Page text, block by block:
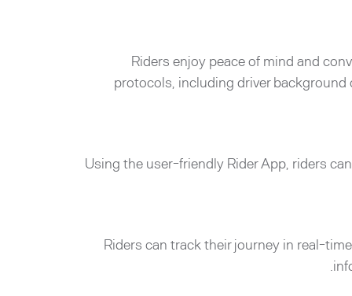
Riders enjoy peace of mind and
protocols, including driver background
Using the user-friendly Rider App, riders
Riders can track their journey in real-